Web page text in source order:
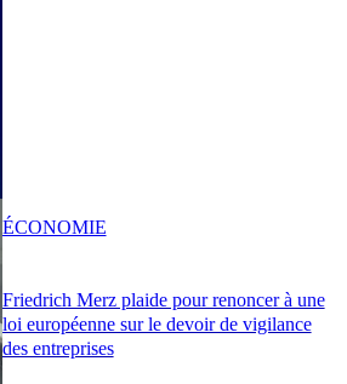
Friedrich Merz plaide pour renoncer à une
loi européenne sur le devoir de vigilance
des entreprises
ÉCONOMIE